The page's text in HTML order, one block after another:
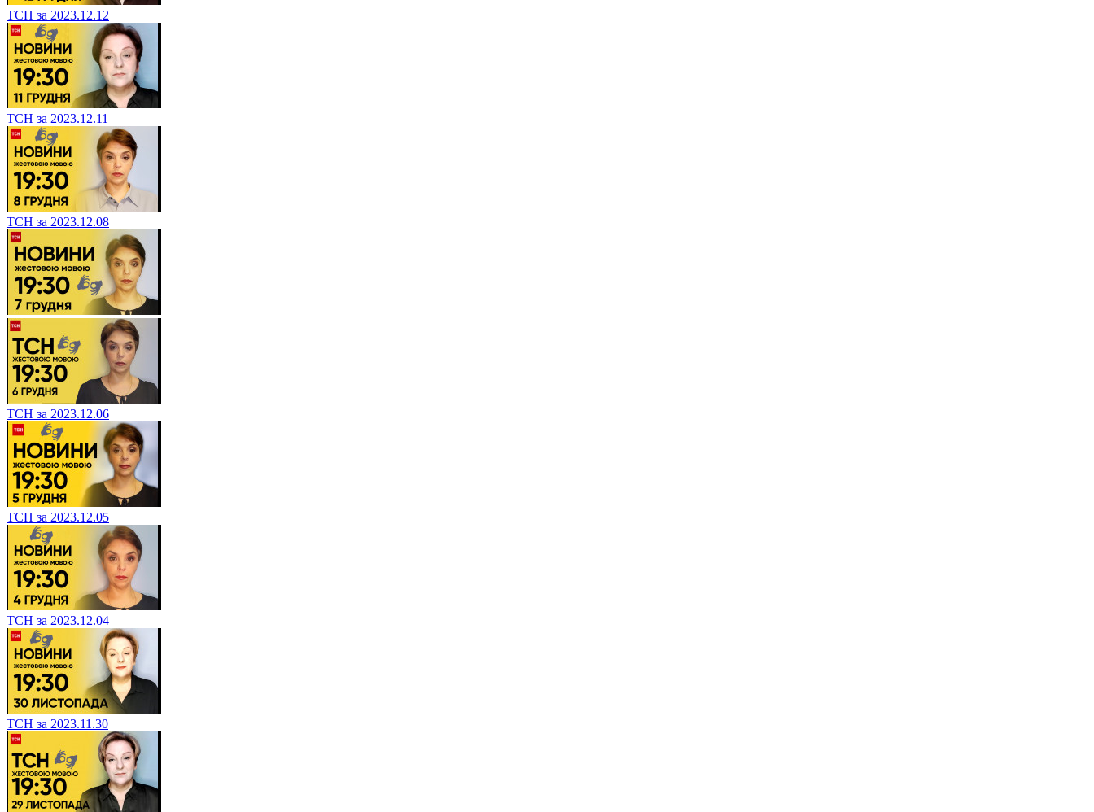
ТСН за 2023.12.12
ТСН за 2023.12.11
ТСН за 2023.12.08
ТСН за 2023.12.06
ТСН за 2023.12.05
ТСН за 2023.12.04
ТСН за 2023.11.30